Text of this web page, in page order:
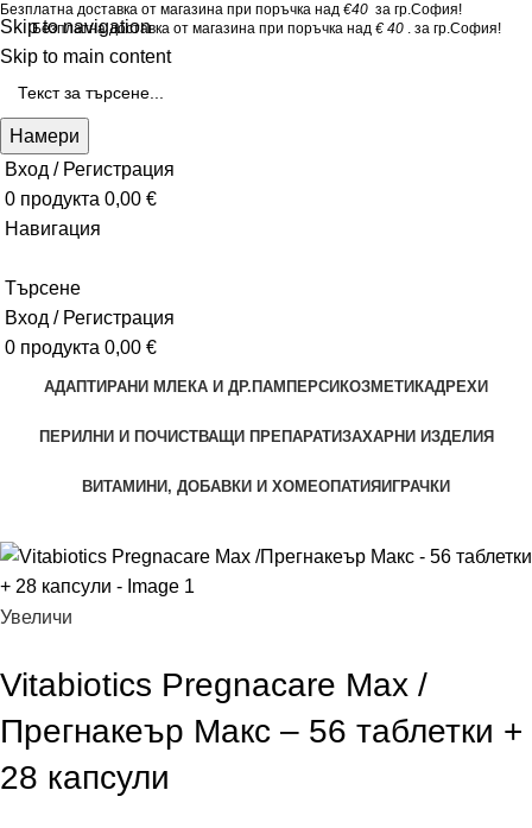
Skip to navigation
Skip to main content
Безплатна доставка от магазина при поръчка над €40 за гр.София!
Безплатна доставка от магазина при поръчка над € 40 . за гр.София!
Намери
Вход / Регистрация
0 продукта 0,00 €
Навигация
Търсене
Вход / Регистрация
0 продукта 0,00 €
АДАПТИРАНИ МЛЕКА И ДР. ПАМПЕРСИ КОЗМЕТИКАДРЕХИ
ПЕРИЛНИ И ПОЧИСТВАЩИ ПРЕПАРАТИЗАХАРНИ ИЗДЕЛИЯ
ВИТАМИНИ, ДОБАВКИ И ХОМЕОПАТИЯ ИГРАЧКИ
Увеличи
Vitabiotics Pregnacare Max /
Прегнакеър Макс – 56 таблетки +
28 капсули